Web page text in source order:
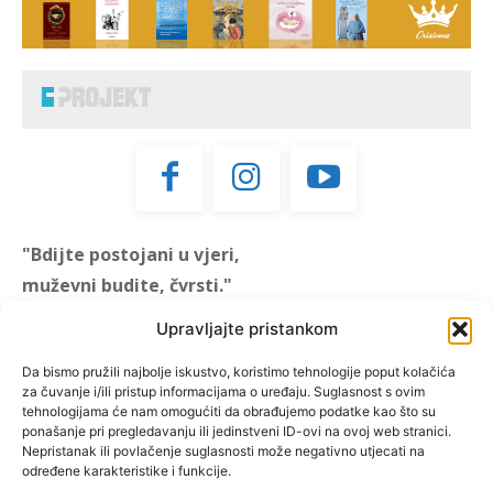
Upravljajte pristankom
Da bismo pružili najbolje iskustvo, koristimo tehnologije poput kolačića
za čuvanje i/ili pristup informacijama o uređaju. Suglasnost s ovim
tehnologijama će nam omogućiti da obrađujemo podatke kao što su
ponašanje pri pregledavanju ili jedinstveni ID-ovi na ovoj web stranici.
Nepristanak ili povlačenje suglasnosti može negativno utjecati na
određene karakteristike i funkcije.
"Bdijte postojani u vjeri,
muževni budite, čvrsti."
"Muževni budite" prvi je
hrvatski portal za katoličke
muškarce koji pokušava
reafirmirati u današnje
vrijeme itekako narušen